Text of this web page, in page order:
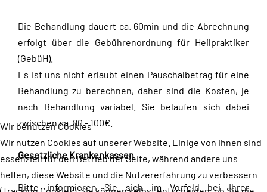
Die Behandlung dauert ca. 60min und die Abrechnung
erfolgt über die Gebührenordnung für Heilpraktiker
(GebüH).
Es ist uns nicht erlaubt einen Pauschalbetrag für eine
Behandlung zu berechnen, daher sind die Kosten, je
nach Behandlung variabel. Sie belaufen sich dabei
zwischen ca. 80 - 100€.
Gesetzliche Krankenkassen
Bitte informieren Sie sich im Vorfeld bei Ihrer
Wir benutzen Cookies
Wir nutzen Cookies auf unserer Website. Einige von ihnen sind
essenziell für den Betrieb der Seite, während andere uns
helfen, diese Website und die Nutzererfahrung zu verbessern